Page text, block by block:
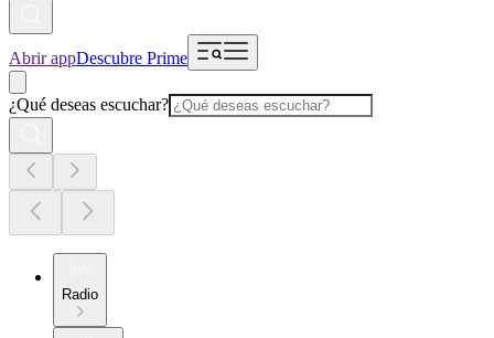
Abrir appDescubre Prime
¿Qué deseas escuchar?
Radio